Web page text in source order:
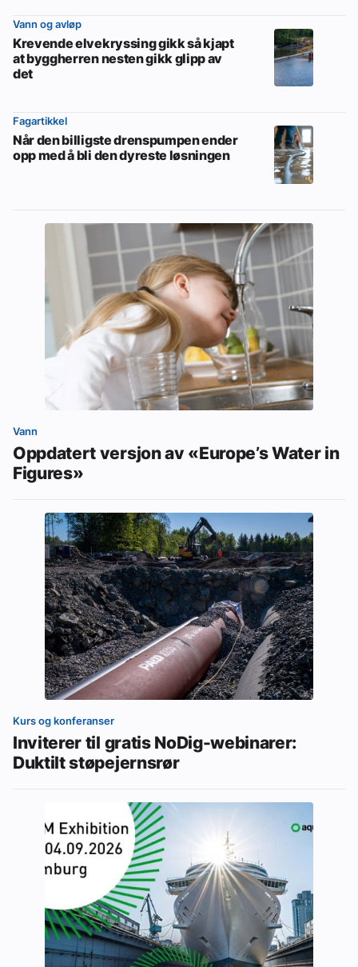
Vann og avløp
Krevende elvekryssing gikk så kjapt
at byggherren nesten gikk glipp av
det
Fagartikkel
Når den billigste drenspumpen ender
opp med å bli den dyreste løsningen
Vann
Oppdatert versjon av «Europe’s Water in
Figures»
Kurs og konferanser
Inviterer til gratis NoDig-webinarer:
Duktilt støpejernsrør